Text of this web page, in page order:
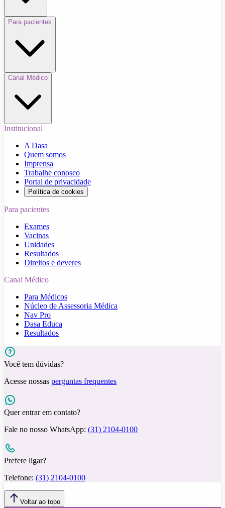
Para pacientes
Canal Médico
Institucional
A Dasa
Quem somos
Imprensa
Trabalhe conosco
Portal de privacidade
Política de cookies
Para pacientes
Exames
Vacinas
Unidades
Resultados
Direitos e deveres
Canal Médico
Para Médicos
Núcleo de Assessoria Médica
Nav Pro
Dasa Educa
Resultados
Você tem dúvidas?
Acesse nossas perguntas frequentes
Quer entrar em contato?
Fale no nosso WhatsApp: (31) 2104-0100
Prefere ligar?
Telefone: (31) 2104-0100
Voltar ao topo